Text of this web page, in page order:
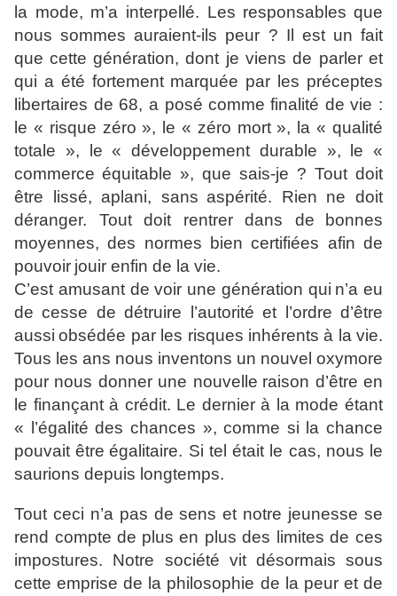
la mode, m’a interpellé. Les responsables que
nous sommes auraient-ils peur ? Il est un fait
que cette génération, dont je viens de parler et
qui a été fortement marquée par les préceptes
libertaires de 68, a posé comme finalité de vie :
le « risque zéro », le « zéro mort », la « qualité
totale », le « développement durable », le «
commerce équitable », que sais-je ? Tout doit
être lissé, aplani, sans aspérité. Rien ne doit
déranger. Tout doit rentrer dans de
bonnes
moyennes, des normes bien certifiées afin de
pouvoir jouir enfin de la vie.
C’est amusant de voir une génération qui n’a eu
de cesse de détruire l’autorité et l’ordre d’être
aussi obsédée par les risques inhérents à la vie.
Tous les ans nous inventons un nouvel oxymore
pour nous donner une nouvelle raison d’être en
le finançant à crédit. Le dernier à la mode étant
« l’égalité des chances », comme si la chance
pouvait être égalitaire. Si tel était le cas, nous le
saurions depuis longtemps.
Tout ceci n’a pas de sens et notre jeunesse se
rend compte de plus en plus des limites de ces
impostures. Notre société vit désormais sous
cette emprise de la philosophie de la peur et de